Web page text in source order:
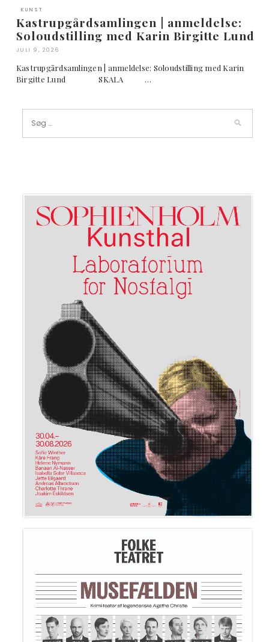
KUNST
Kastrupgårdsamlingen | anmeldelse:
Soloudstilling med Karin Birgitte Lund
JULI 9, 2026
Kastrupgårdsamlingen | anmeldelse: Soloudstilling med Karin
Birgitte Lund SKALA …